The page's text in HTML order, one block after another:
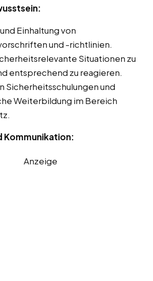
Einhaltung von
und -richtlinien.
Situationen zu
entsprechend zu reagieren.
Sicherheitsschulungen und
Weiterbildung im Bereich
Kommunikation:
Anzeige